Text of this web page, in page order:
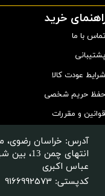
خرید
تماس با ما
پشتیبانی
شرایط عودت کالا
حفظ حریم شخصی
قوانین و مقررات
آدرس: خراسان رضوی،
عباس اکبری
کدپستی: 9166992573